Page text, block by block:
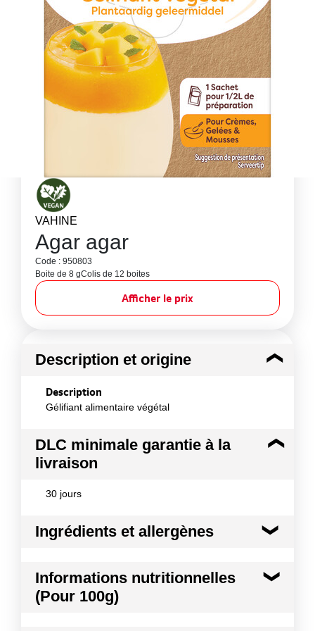
VAHINE
Agar agar
Code : 950803
Boite de 8 gColis de 12 boites
Afficher le prix
Description et origine
Description
Gélifiant alimentaire végétal
DLC minimale garantie à la
livraison
30 jours
Ingrédients et allergènes
Agar-agar
Conformément aux informations transmises
Informations nutritionnelles
(Pour 100g)